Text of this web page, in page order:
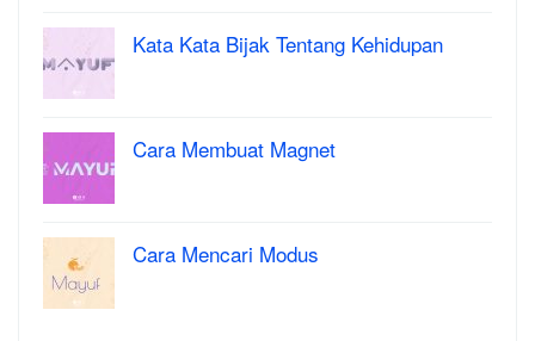
Kata Kata Bijak Tentang Kehidupan
Cara Membuat Magnet
Cara Mencari Modus